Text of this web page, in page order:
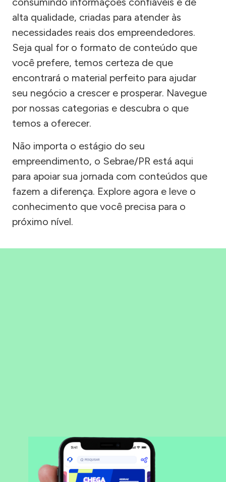
alta qualidade, criadas para atender às
necessidades reais dos empreendedores.
Seja qual for o formato de conteúdo que
você prefere, temos certeza de que
encontrará o material perfeito para ajudar
seu negócio a crescer e prosperar. Navegue
por nossas categorias e descubra o que
temos a oferecer.
Não importa o estágio do seu
empreendimento, o Sebrae/PR está aqui
para apoiar sua jornada com conteúdos que
fazem a diferença. Explore agora e leve o
conhecimento que você precisa para o
próximo nível.